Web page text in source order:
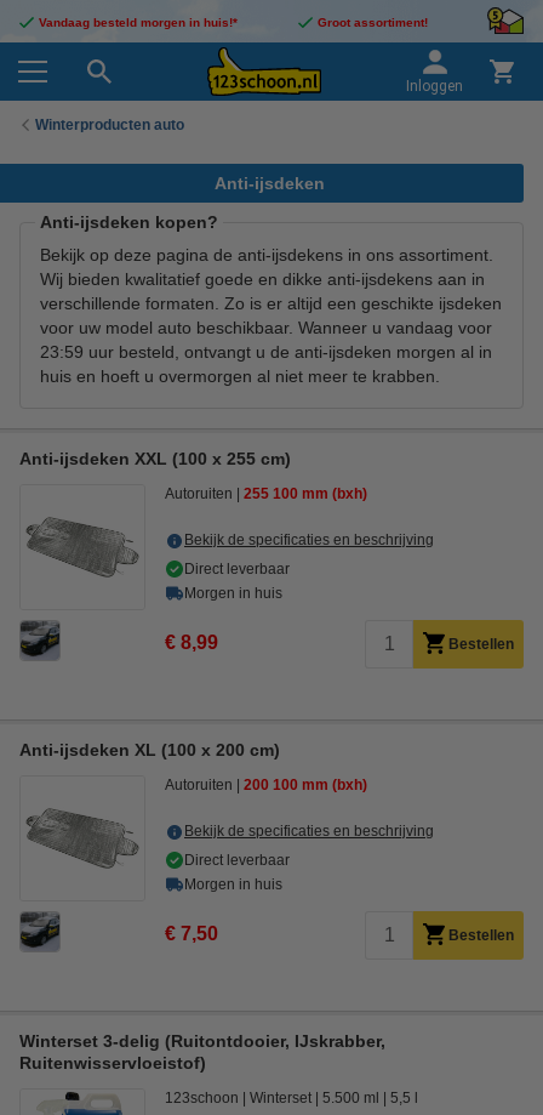
Vandaag besteld morgen in huis!* Groot assortiment!
Inloggen
Winterproducten auto
Anti-ijsdeken
Anti-ijsdeken kopen?
Bekijk op deze pagina de anti-ijsdekens in ons assortiment.
Wij bieden kwalitatief goede en dikke anti-ijsdekens aan in
verschillende formaten. Zo is er altijd een geschikte ijsdeken
voor uw model auto beschikbaar. Wanneer u vandaag voor
23:59 uur besteld, ontvangt u de anti-ijsdeken morgen al in
huis en hoeft u overmorgen al niet meer te krabben.
Anti-ijsdeken XXL (100 x 255 cm)
Autoruiten 255 100 mm (bxh)
Bekijk de specificaties en beschrijving
Direct leverbaar
Morgen in huis
€ 8,99 Bestellen
Anti-ijsdeken XL (100 x 200 cm)
Autoruiten 200 100 mm (bxh)
Bekijk de specificaties en beschrijving
Direct leverbaar
Morgen in huis
€ 7,50 Bestellen
Winterset 3-delig (Ruitontdooier, IJskrabber,
Ruitenwisservloeistof)
123schoon Winterset 5.500 ml 5,5 l